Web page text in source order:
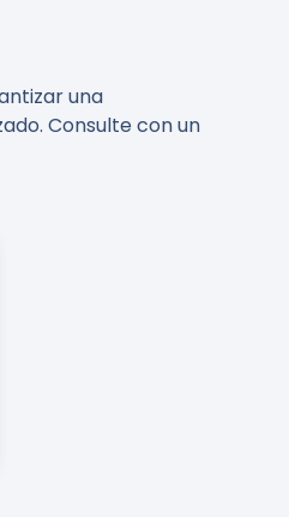
una
Consulte con un